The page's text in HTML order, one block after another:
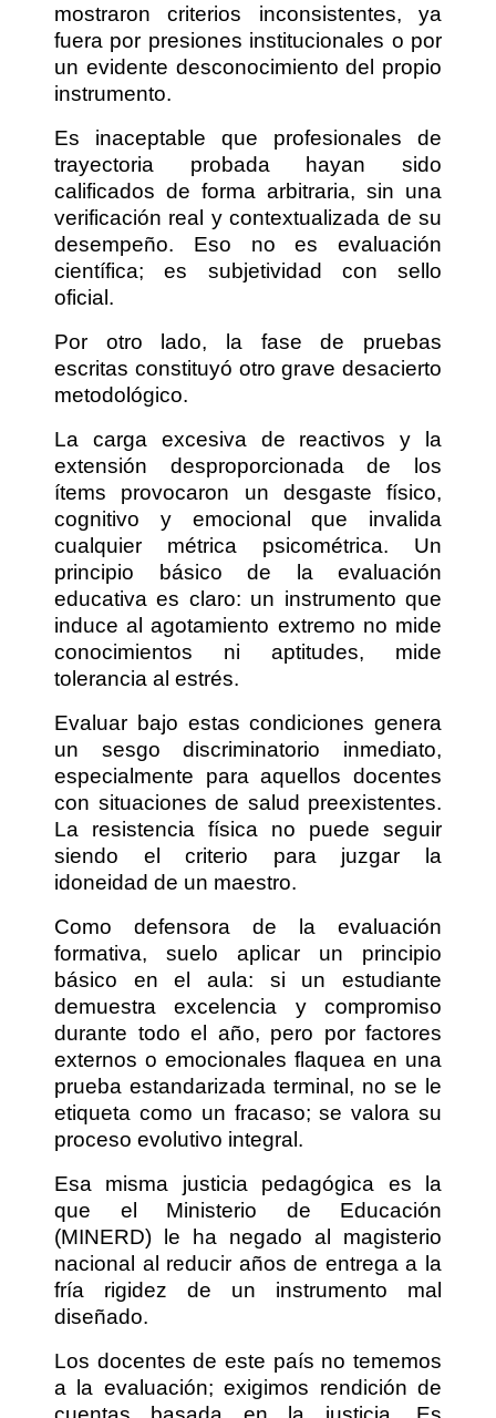
mostraron criterios inconsistentes, ya
fuera por presiones institucionales o por
un evidente desconocimiento del propio
instrumento.
Es inaceptable que profesionales de
trayectoria probada hayan sido
calificados de forma arbitraria, sin una
verificación real y contextualizada de su
desempeño. Eso no es evaluación
científica; es subjetividad con sello
oficial.
Por otro lado, la fase de pruebas
escritas constituyó otro grave desacierto
metodológico.
La carga excesiva de reactivos y la
extensión desproporcionada de los
ítems provocaron un desgaste físico,
cognitivo y emocional que invalida
cualquier métrica psicométrica. Un
principio básico de la evaluación
educativa es claro: un instrumento que
induce al agotamiento extremo no mide
conocimientos ni aptitudes, mide
tolerancia al estrés.
Evaluar bajo estas condiciones genera
un sesgo discriminatorio inmediato,
especialmente para aquellos docentes
con situaciones de salud preexistentes.
La resistencia física no puede seguir
siendo el criterio para juzgar la
idoneidad de un maestro.
Como defensora de la evaluación
formativa, suelo aplicar un principio
básico en el aula: si un estudiante
demuestra excelencia y compromiso
durante todo el año, pero por factores
externos o emocionales flaquea en una
prueba estandarizada terminal, no se le
etiqueta como un fracaso; se valora su
proceso evolutivo integral.
Esa misma justicia pedagógica es la
que el Ministerio de Educación
(MINERD) le ha negado al magisterio
nacional al reducir años de entrega a la
fría rigidez de un instrumento mal
diseñado.
Los docentes de este país no tememos
a la evaluación; exigimos rendición de